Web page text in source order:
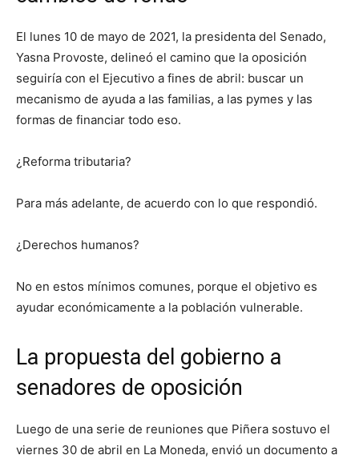
El lunes 10 de mayo de 2021, la presidenta del Senado,
Yasna Provoste, delineó el camino que la oposición
seguiría con el Ejecutivo a fines de abril: buscar un
mecanismo de ayuda a las familias, a las pymes y las
formas de financiar todo eso.
¿Reforma tributaria?
Para más adelante, de acuerdo con lo que respondió.
¿Derechos humanos?
No en estos mínimos comunes, porque el objetivo es
ayudar económicamente a la población vulnerable.
La propuesta del gobierno a
senadores de oposición
Luego de una serie de reuniones que Piñera sostuvo el
viernes 30 de abril en La Moneda, envió un documento a